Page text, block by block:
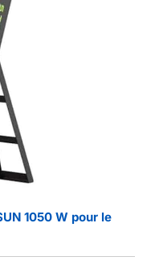
1050 W pour le